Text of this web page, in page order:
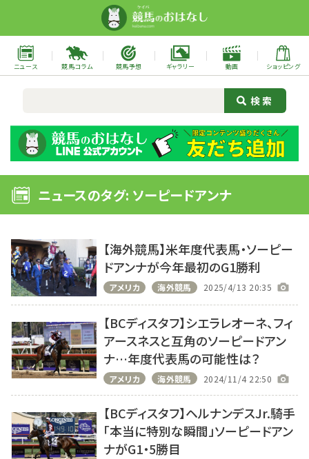
ニュース 競馬コラム 競馬予想 ギャラリー 動画 ショッピング
ニュースのタグ: ソーピードアンナ
【海外競馬】米年度代表馬・ソーピー
ドアンナが今年最初のG1勝利
アメリカ 海外競馬 2025/4/13 20:35
【BCディスタフ】シエラレオーネ、フィ
アースネスと互角のソーピードアン
ナ…年度代表馬の可能性は？
アメリカ 海外競馬 2024/11/4 22:50
【BCディスタフ】ヘルナンデスJr.騎手
「本当に特別な瞬間」ソーピードアン
ナがG1・5勝目